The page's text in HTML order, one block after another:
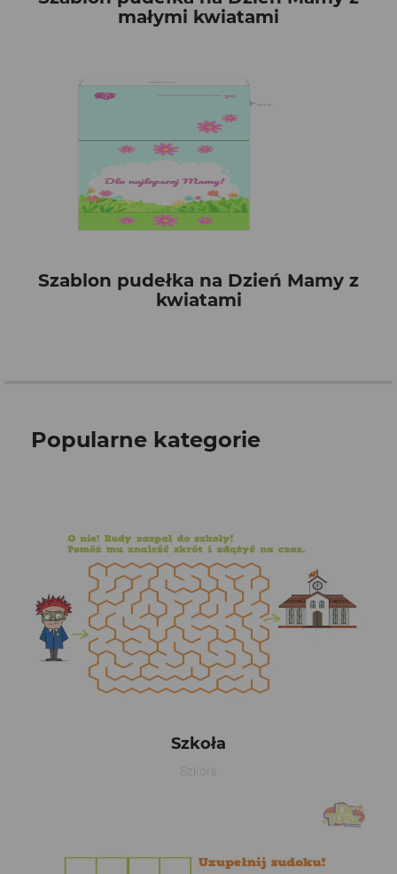
małymi kwiatami
Szablon pudełka na Dzień Mamy z
kwiatami
Popularne kategorie
Szkoła
Szkoła